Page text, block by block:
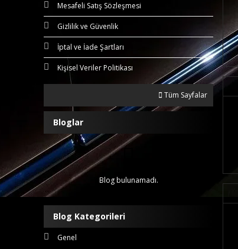
Mesafeli Satış Sözleşmesi
Gizlilik ve Güvenlik
İptal ve İade Şartları
Kişisel Veriler Politikası
Tüm Sayfalar
Bloglar
Blog bulunamadı.
Blog Kategorileri
Genel